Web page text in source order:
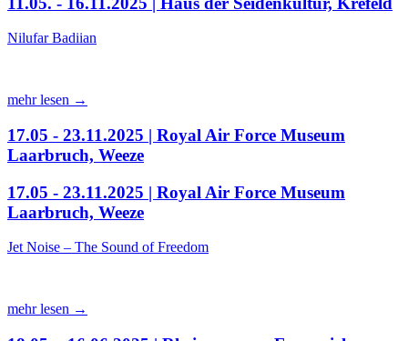
Nilufar Badiian
mehr lesen →
17.05 - 23.11.2025 | Royal Air Force Museum
Laarbruch, Weeze
17.05 - 23.11.2025 | Royal Air Force Museum
Laarbruch, Weeze
Jet Noise – The Sound of Freedom
mehr lesen →